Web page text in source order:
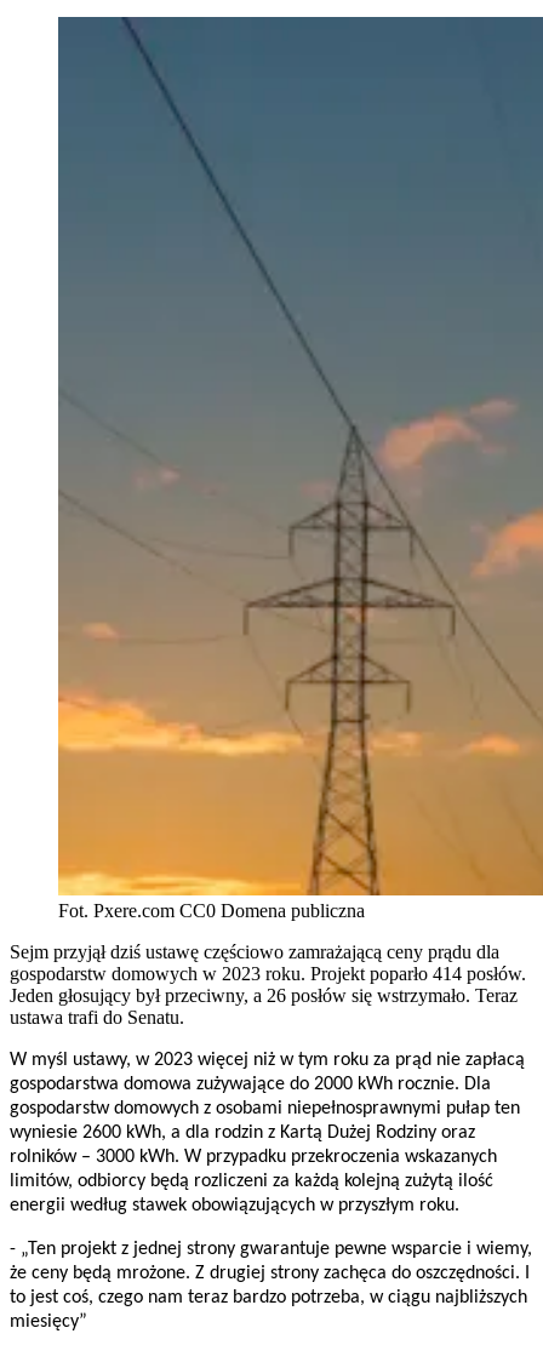
Fot. Pxere.com CC0 Domena publiczna
Sejm przyjął dziś ustawę częściowo zamrażającą ceny prądu dla
gospodarstw domowych w 2023 roku. Projekt poparło 414 posłów.
Jeden głosujący był przeciwny, a 26 posłów się wstrzymało. Teraz
ustawa trafi do Senatu.
W myśl ustawy, w 2023 więcej niż w tym roku za prąd nie zapłacą
gospodarstwa domowa zużywające do 2000 kWh rocznie. Dla
gospodarstw domowych z osobami niepełnosprawnymi pułap ten
wyniesie 2600 kWh, a dla rodzin z Kartą Dużej Rodziny oraz
rolników – 3000 kWh. W przypadku przekroczenia wskazanych
limitów, odbiorcy będą rozliczeni za każdą kolejną zużytą ilość
energii według stawek obowiązujących w przyszłym roku.
- „Ten projekt z jednej strony gwarantuje pewne wsparcie i wiemy,
że ceny będą mrożone. Z drugiej strony zachęca do oszczędności. I
to jest coś, czego nam teraz bardzo potrzeba, w ciągu najbliższych
miesięcy”